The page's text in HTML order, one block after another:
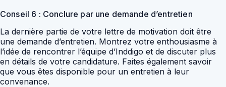
Conseil 6 : Conclure par une demande d’entretien
La dernière partie de votre lettre de motivation doit être
une demande d’entretien. Montrez votre enthousiasme à
l’idée de rencontrer l’équipe d’Inddigo et de discuter plus
en détails de votre candidature. Faites également savoir
que vous êtes disponible pour un entretien à leur
convenance.